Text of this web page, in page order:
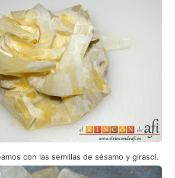
con las semillas de sésamo y girasol.